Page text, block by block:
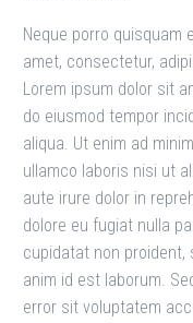
Neque porro quisquam
amet, consectetur,
Lorem ipsum dolor sit
do eiusmod tempor
aliqua. Ut enim ad
ullamco laboris nisi ut
aute irure dolor in
dolore eu fugiat nulla
cupidatat non
anim id est laborum.
error sit voluptatem